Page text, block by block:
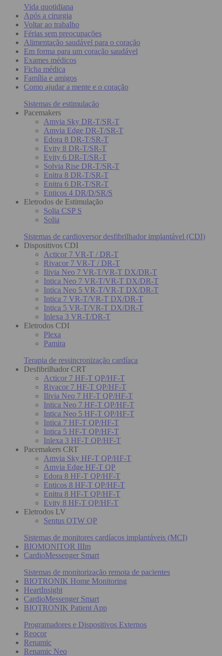
Vida quotidiana
Após a cirurgia
Voltar ao trabalho
Férias sem preocupações
Alimentação saudável para o coração
Em forma para um coração saudável
Exames médicos
Ficha médica
Família e amigos
Como ajudar a mente e o coração
Sistemas de estimulação
Pacemakers
Amvia Sky DR-T/SR-T
Amvia Edge DR-T/SR-T
Edora 8 DR-T/SR-T
Evity 8 DR-T/SR-T
Evity 6 DR-T/SR-T
Solvia Rise DR-T/SR-T
Enitra 8 DR-T/SR-T
Enitra 6 DR-T/SR-T
Enticos 4 DR/D/SR/S
Eletrodos de Estimulação
Solia CSP S
Solia
Sistemas de cardioversor desfibrilhador implantável (CDI)
Dispositivos CDI
Acticor 7 VR-T / DR-T
Rivacor 7 VR-T / DR-T
Ilivia Neo 7 VR-T/VR-T DX/DR-T
Intica Neo 7 VR-T/VR-T DX/DR-T
Intica Neo 5 VR-T/VR-T DX/DR-T
Intica 7 VR-T/VR-T DX/DR-T
Intica 5 VR-T/VR-T DX/DR-T
Inlexa 3 VR-T/DR-T
Eletrodos CDI
Plexa
Pamira
Terapia de ressincronização cardíaca
Desfibrilhador CRT
Acticor 7 HF-T QP/HF-T
Rivacor 7 HF-T QP/HF-T
Ilivia Neo 7 HF-T QP/HF-T
Intica Neo 7 HF-T QP/HF-T
Intica Neo 5 HF-T QP/HF-T
Intica 7 HF-T QP/HF-T
Intica 5 HF-T QP/HF-T
Inlexa 3 HF-T QP/HF-T
Pacemakers CRT
Amvia Sky HF-T QP/HF-T
Amvia Edge HF-T QP
Edora 8 HF-T QP/HF-T
Enticos 8 HF-T QP/HF-T
Enitra 8 HF-T QP/HF-T
Evity 8 HF-T QP/HF-T
Eletrodos LV
Sentus OTW QP
Sistemas de monitores cardíacos implantáveis (MCI)
BIOMONITOR IIIm
CardioMessenger Smart
Sistemas de monitorização remota de pacientes
BIOTRONIK Home Monitoring
HeartInsight
CardioMessenger Smart
BIOTRONIK Patient App
Programadores e Dispositivos Externos
Reocor
Renamic
Renamic Neo